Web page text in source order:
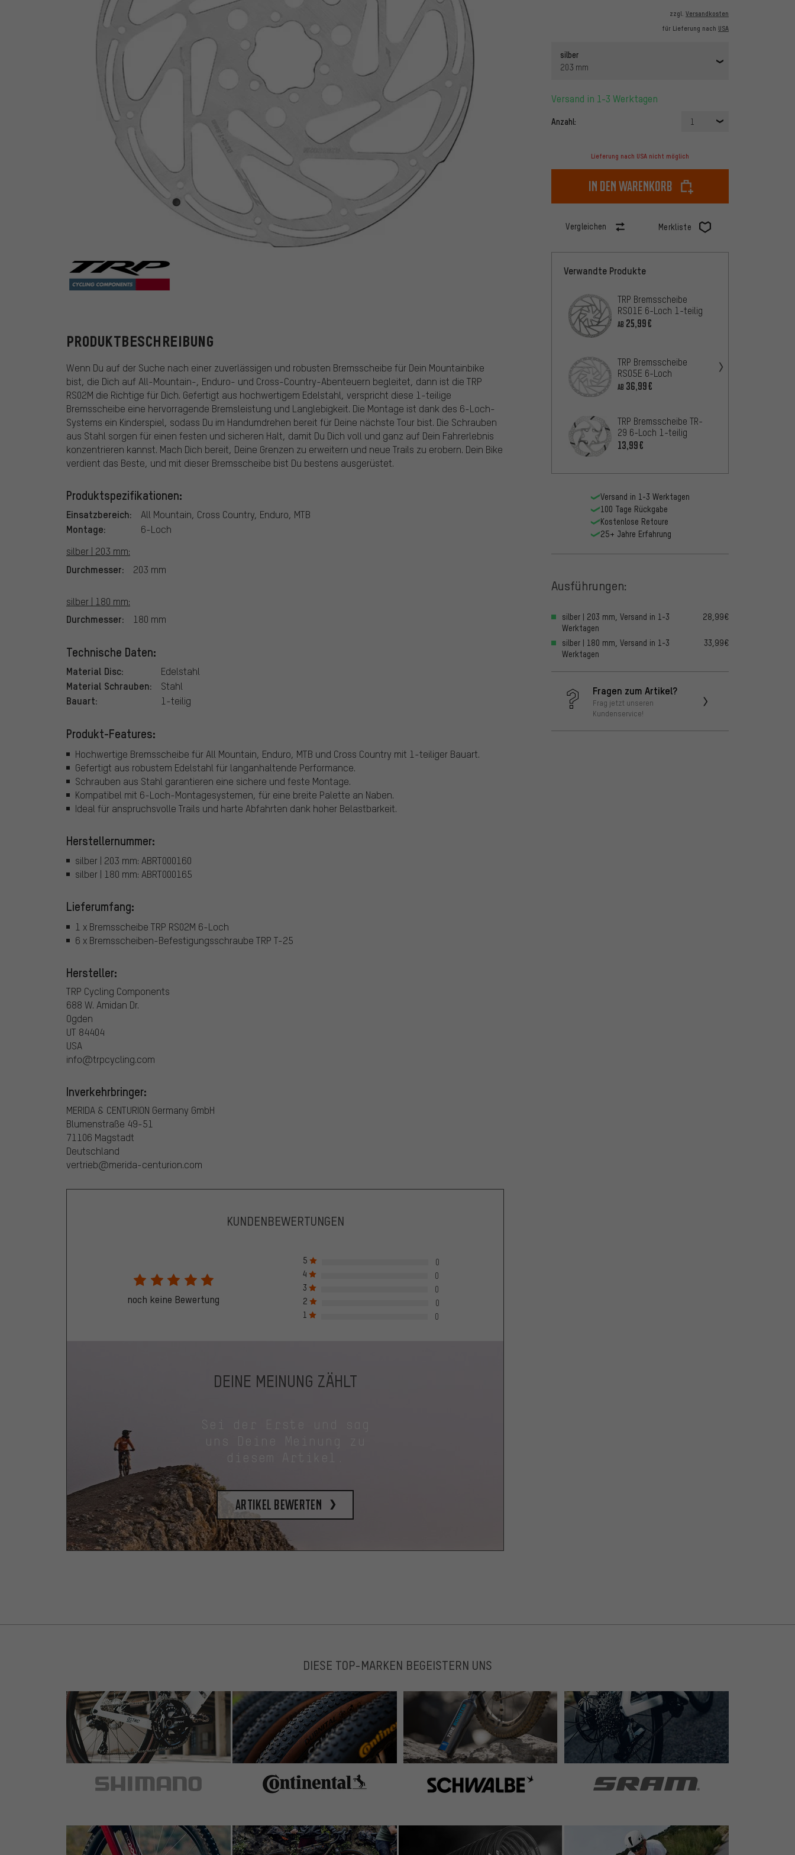
zzgl. Versandkosten
für Lieferung nach USA
silber
203 mm
Versand in 1-3 Werktagen
Anzahl: 1
Lieferung nach USA nicht möglich
In den Warenkorb
Vergleichen Merkliste
PRODUKTBESCHREIBUNG
Wenn Du auf der Suche nach einer zuverlässigen und robusten Bremsscheibe für Dein Mountainbike
bist, die Dich auf All-Mountain-, Enduro- und Cross-Country-Abenteuern begleitet, dann ist die TRP
RS02M die Richtige für Dich. Gefertigt aus hochwertigem Edelstahl, verspricht diese 1-teilige
Bremsscheibe eine hervorragende Bremsleistung und Langlebigkeit. Die Montage ist dank des 6-Loch-
Systems ein Kinderspiel, sodass Du im Handumdrehen bereit für Deine nächste Tour bist. Die Schrauben
aus Stahl sorgen für einen festen und sicheren Halt, damit Du Dich voll und ganz auf Dein Fahrerlebnis
konzentrieren kannst. Mach Dich bereit, Deine Grenzen zu erweitern und neue Trails zu erobern. Dein Bike
verdient das Beste, und mit dieser Bremsscheibe bist Du bestens ausgerüstet.
Produktspezifikationen:
Einsatzbereich: All Mountain, Cross Country, Enduro, MTB
Montage:
6-Loch
silber | 203 mm:
Durchmesser: 203 mm
silber | 180 mm:
Durchmesser: 180 mm
Technische Daten:
Material Disc: Edelstahl
Material Schrauben: Stahl
Bauart: 1-teilig
Produkt-Features:
Hochwertige Bremsscheibe für All Mountain, Enduro, MTB und Cross Country mit 1-teiliger Bauart.
Gefertigt aus robustem Edelstahl für langanhaltende Performance.
Schrauben aus Stahl garantieren eine sichere und feste Montage.
Kompatibel mit 6-Loch-Montagesystemen, für eine breite Palette an Naben.
Ideal für anspruchsvolle Trails und harte Abfahrten dank hoher Belastbarkeit.
Herstellernummer:
silber | 203 mm: ABRT000160
silber | 180 mm: ABRT000165
Lieferumfang:
1 x Bremsscheibe TRP RS02M 6-Loch
6 x Bremsscheiben-Befestigungsschraube TRP T-25
Hersteller:
TRP Cycling Components
688 W. Amidan Dr.
Ogden
UT 84404
USA
info@trpcycling.com
Inverkehrbringer:
MERIDA & CENTURION Germany GmbH
Blumenstraße 49-51
71106 Magstadt
Deutschland
vertrieb@merida-centurion.com
Verwandte Produkte
TRP Bremsscheibe
RS01E 6-Loch 1-teilig
AB 25,99€
TRP Bremsscheibe
RS05E 6-Loch
AB 36,99€
TRP Bremsscheibe TR-
29 6-Loch 1-teilig
13,99€
Versand in 1-3 Werktagen
100 Tage Rückgabe
Kostenlose Retoure
25+ Jahre Erfahrung
Ausführungen:
silber | 203 mm, Versand in 1-3
Werktagen
28,99€
silber | 180 mm, Versand in 1-3
Werktagen
33,99€
Fragen zum Artikel?
Frag jetzt unseren
Kundenservice!
KUNDENBEWERTUNGEN
noch keine Bewertung
5
0
4
0
3
0
2
0
1
0
DEINE MEINUNG ZÄHLT
diesem Artikel.
Artikel bewerten
DIESE TOP-MARKEN BEGEISTERN UNS